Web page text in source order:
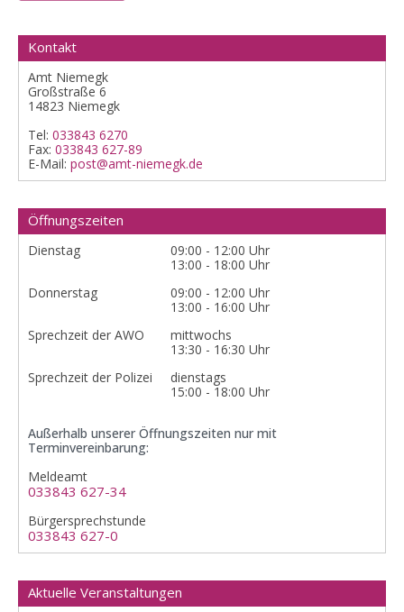
Kontakt
Amt Niemegk
Großstraße 6
14823 Niemegk
Tel: 033843 6270
Fax: 033843 627-89
E-Mail: post@amt-niemegk.de
Öffnungszeiten
Dienstag
09:00 - 12:00 Uhr
13:00 - 18:00 Uhr
Donnerstag
09:00 - 12:00 Uhr
13:00 - 16:00 Uhr
Sprechzeit der AWO
mittwochs
13:30 - 16:30 Uhr
Sprechzeit der Polizei
dienstags
15:00 - 18:00 Uhr
Außerhalb unserer Öffnungszeiten nur mit
Terminvereinbarung:
Meldeamt
033843 627-34
Bürgersprechstunde
033843 627-0
Aktuelle Veranstaltungen